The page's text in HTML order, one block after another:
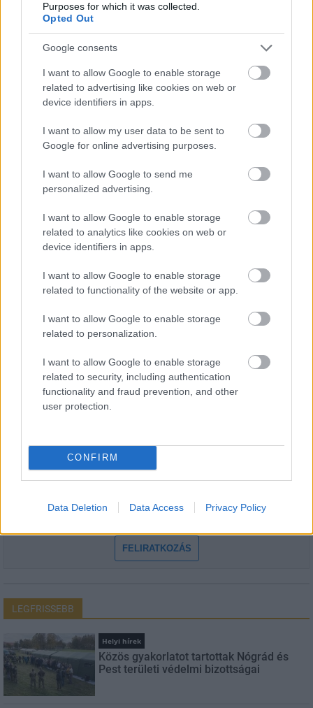
Purposes for which it was collected.
Opted Out
Google consents
I want to allow Google to enable storage
related to advertising like cookies on web or
device identifiers in apps.
I want to allow my user data to be sent to
Google for online advertising purposes.
I want to allow Google to send me
personalized advertising.
I want to allow Google to enable storage
related to analytics like cookies on web or
device identifiers in apps.
I want to allow Google to enable storage
related to functionality of the website or app.
I want to allow Google to enable storage
related to personalization.
I want to allow Google to enable storage
related to security, including authentication
functionality and fraud prevention, and other
user protection.
CONFIRM
Data Deletion Data Access Privacy Policy
Látványos építési szakasz indult be a
Flórián téri felüljárón
Paks II.: Mit jelent az 5. blokk új
árnyékában?
Elkészült a Liszt Ferenc repülőtér
közműhálózatának fejlesztése
Egyetlen, fél évszázados vezetéken
múlt Bicske vízellátása
HÍRLEVÉL
Feliratkozom a hírlevélre és elfogadom azadatvédelmi
FELIRATKOZÁS
LEGFRISSEBB
Helyi hírek
Közös gyakorlatot tartottak Nógrád és
Pest területi védelmi bizottságai